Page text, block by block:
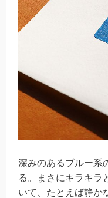
深みのあるブルー系
る。まさにキラキラ
いて、たとえば静か